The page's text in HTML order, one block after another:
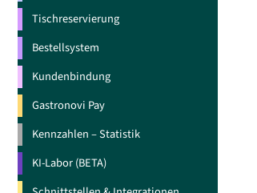
Tischreservierung
Bestellsystem
Kundenbindung
Gastronovi Pay
Kennzahlen – Statistik
KI-Labor (BETA)